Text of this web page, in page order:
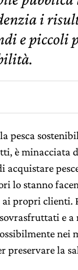
i
e piccoli
pesca
è minacciata
acquistare
lo stanno
propri clienti.
e a
nei
preservare la